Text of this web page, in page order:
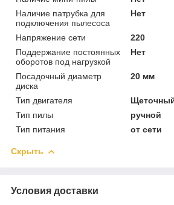
Наличие патрубка для
подключения пылесоса
Нет
Напряжение сети
220
Поддержание постоянных
оборотов под нагрузкой
Нет
Посадочный диаметр
диска
20 мм
Тип двигателя
Тип пилы
ручной
Тип питания
от сети
Скрыть
Условия доставки